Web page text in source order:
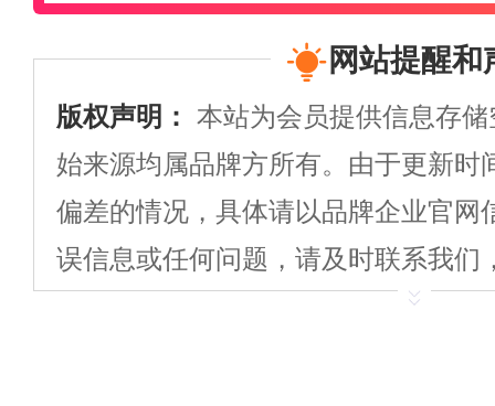
网站提醒和
版权声明： 本站为会员提供信息存
始来源均属品牌方所有。由于更新时
偏差的情况，具体请以品牌企业官网
误信息或任何问题，请及时联系我们
纠错>>